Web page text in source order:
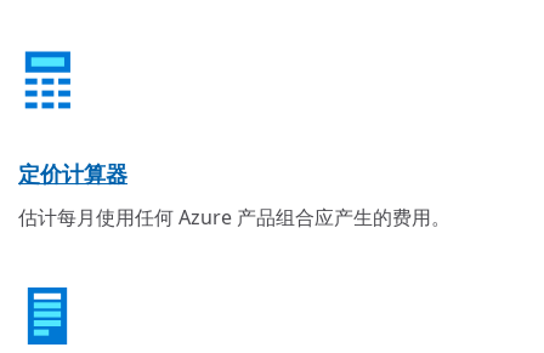
定价计算器
估计每月使用任何 Azure 产品组合应产生的费用。